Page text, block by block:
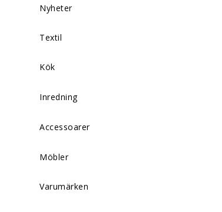
Nyheter
Textil
Kök
Inredning
Accessoarer
Möbler
Varumärken